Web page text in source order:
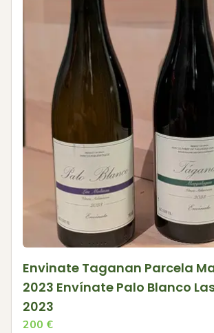
Envinate Taganan Parcela
2023 Envínate Palo Blanco
2023
200 €